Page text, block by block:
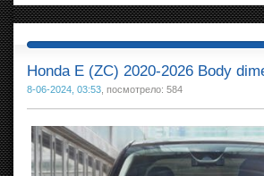
Honda E (ZC) 2020-2026 Body
8-06-2024, 03:53 , посмотрело: 584